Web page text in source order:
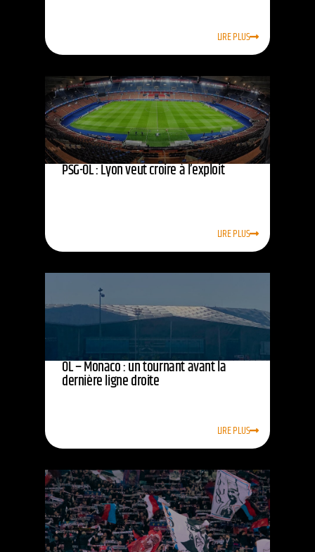
LIRE PLUS
PSG-OL : Lyon veut croire à l’exploit
LIRE PLUS
OL – Monaco : un tournant avant la
dernière ligne droite
LIRE PLUS